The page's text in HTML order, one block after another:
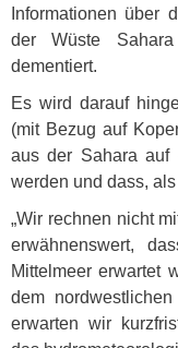
Informationen über
der Wüste
dementiert.
Es wird darauf
(mit Bezug auf
aus der Sahara auf
werden und dass,
„Wir rechnen nicht
erwähnenswert,
Mittelmeer erwartet
dem
erwarten wir